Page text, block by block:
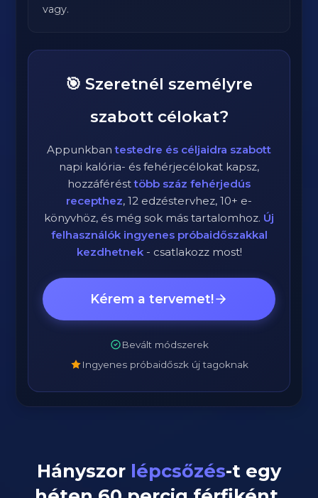
vagy.
🎯 Szeretnél személyre
szabott célokat?
Appunkbantestedre és céljaidra szabott
napi kalória- és fehérjecélokat kapsz,
hozzáférésttöbb száz fehérjedús
recepthez, 12 edzéstervhez, 10+ e-
könyvhöz, és még sok más tartalomhoz. Új
felhasználók ingyenes próbaidőszakkal
kezdhetnek- csatlakozz most!
Kérem a tervemet!
Bevált módszerek
Ingyenes próbaidőszk új tagoknak
Hányszor lépcsőzés-t egy